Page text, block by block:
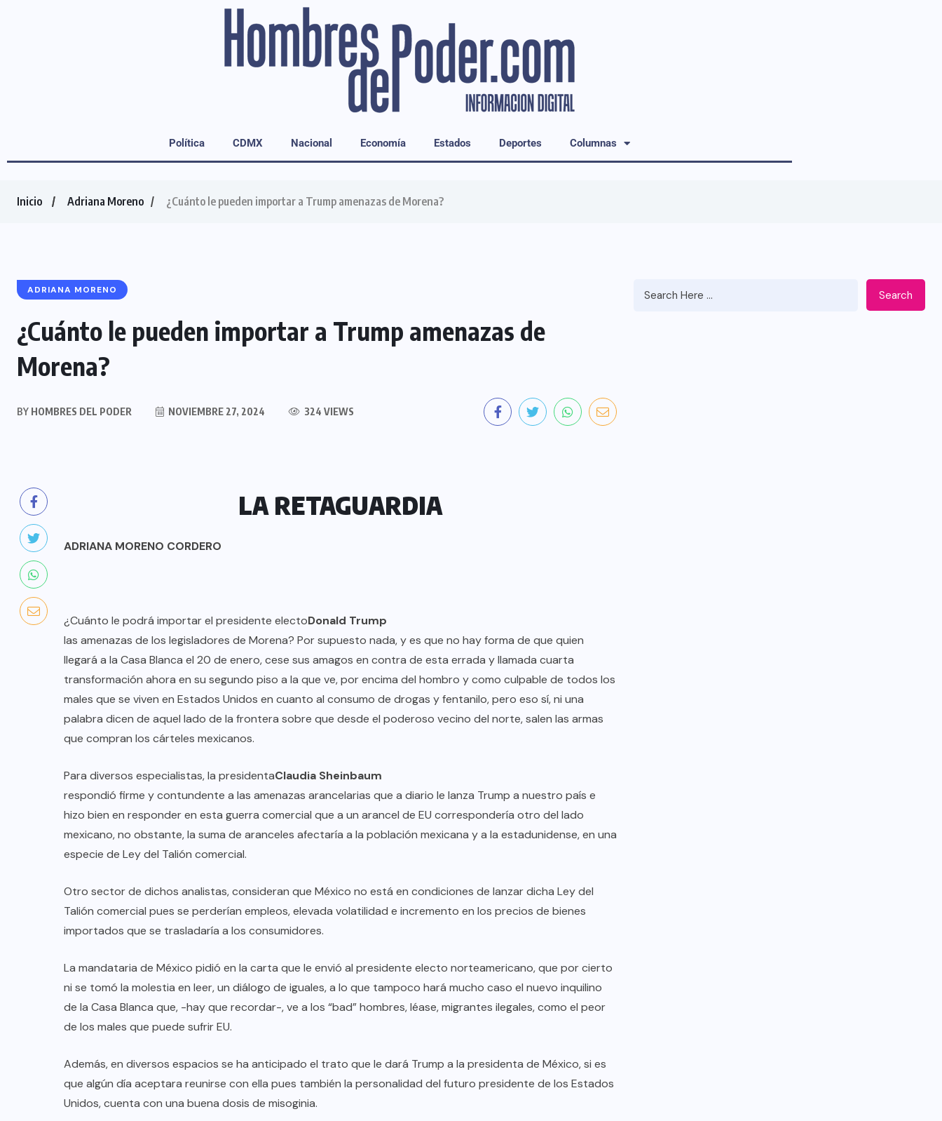
Política CDMX Nacional Economía Estados Deportes Columnas
Inicio Adriana Moreno ¿Cuánto le pueden importar a Trump amenazas de Morena?
ADRIANA MORENO
¿Cuánto le pueden importar a Trump amenazas de
Morena?
BY HOMBRES DEL PODER NOVIEMBRE 27, 2024 324 VIEWS
LA RETAGUARDIA
ADRIANA MORENO CORDERO
¿Cuánto le podrá importar el presidente electoDonald Trump
las amenazas de los legisladores de Morena? Por supuesto nada, y es que no hay forma de que quien
llegará a la Casa Blanca el 20 de enero, cese sus amagos en contra de esta errada y llamada cuarta
transformación ahora en su segundo piso a la que ve, por encima del hombro y como culpable de todos los
males que se viven en Estados Unidos en cuanto al consumo de drogas y fentanilo, pero eso sí, ni una
palabra dicen de aquel lado de la frontera sobre que desde el poderoso vecino del norte, salen las armas
que compran los cárteles mexicanos.
Para diversos especialistas, la presidentaClaudia Sheinbaum
respondió firme y contundente a las amenazas arancelarias que a diario le lanza Trump a nuestro país e
hizo bien en responder en esta guerra comercial que a un arancel de EU correspondería otro del lado
mexicano, no obstante, la suma de aranceles afectaría a la población mexicana y a la estadunidense, en una
especie de Ley del Talión comercial.
Otro sector de dichos analistas, consideran que México no está en condiciones de lanzar dicha Ley del
Talión comercial pues se perderían empleos, elevada volatilidad e incremento en los precios de bienes
importados que se trasladaría a los consumidores.
La mandataria de México pidió en la carta que le envió al presidente electo norteamericano, que por cierto
ni se tomó la molestia en leer, un diálogo de iguales, a lo que tampoco hará mucho caso el nuevo inquilino
de la Casa Blanca que, -hay que recordar-, ve a los “bad” hombres, léase, migrantes ilegales, como el peor
de los males que puede sufrir EU.
Además, en diversos espacios se ha anticipado el trato que le dará Trump a la presidenta de México, si es
que algún día aceptara reunirse con ella pues también la personalidad del futuro presidente de los Estados
Unidos, cuenta con una buena dosis de misoginia.
Search